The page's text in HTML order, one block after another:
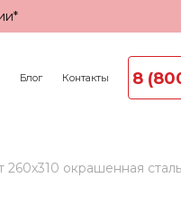
Блог Контакты 8
окрашенная сталь